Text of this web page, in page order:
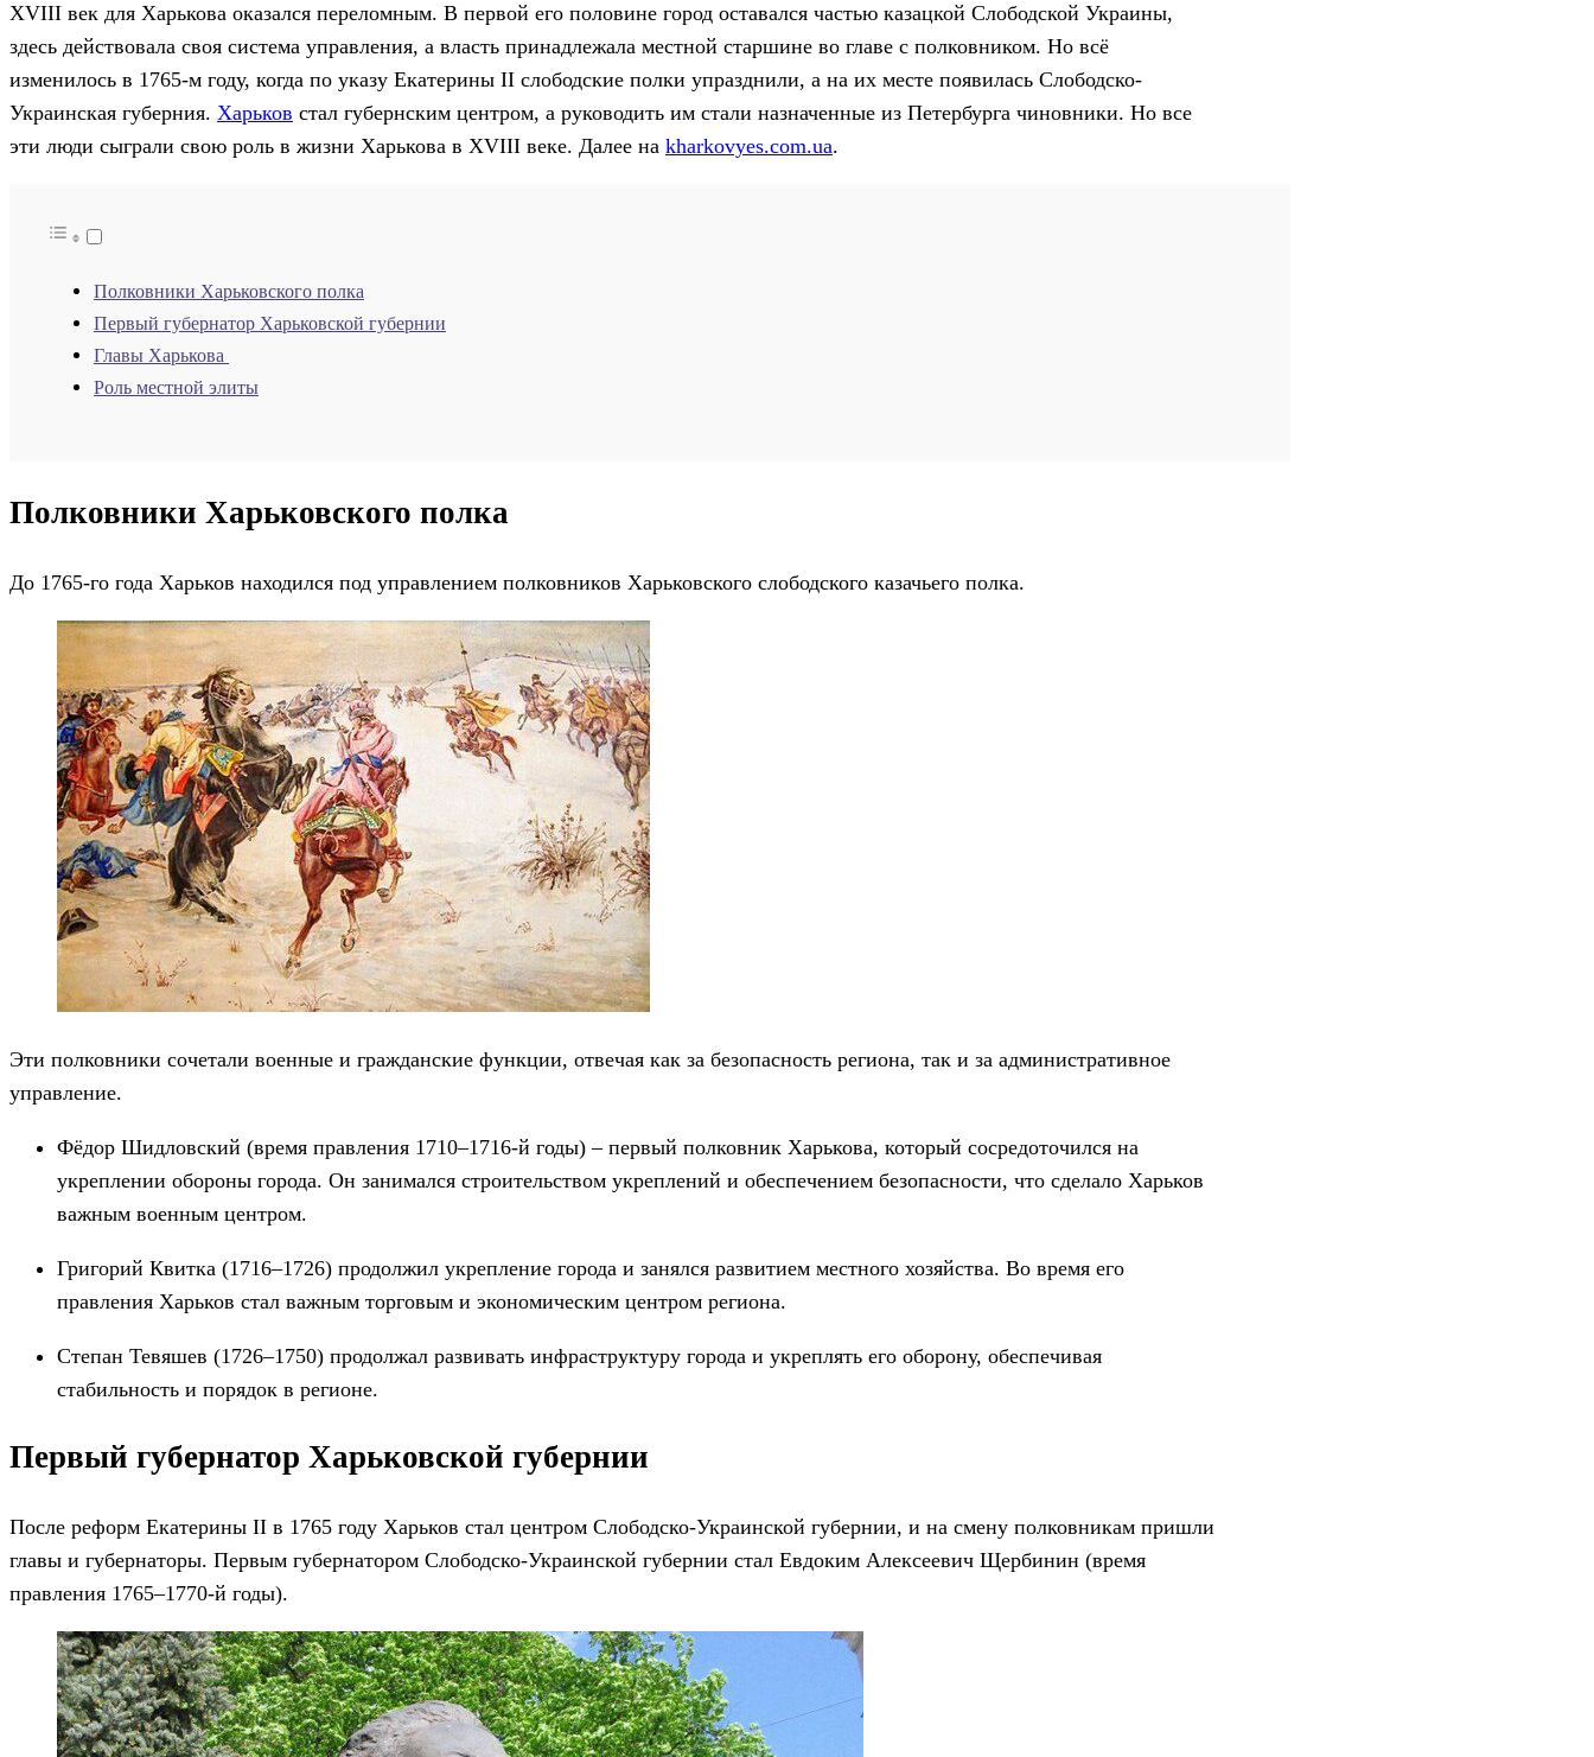
XVIII век для Харькова оказался переломным. В первой его половине город оставался частью казацкой Слободской Украины,
здесь действовала своя система управления, а власть принадлежала местной старшине во главе с полковником. Но всё
изменилось в 1765-м году, когда по указу Екатерины II слободские полки упразднили, а на их месте появилась Слободско-
Украинская губерния. Харьков стал губернским центром, а руководить им стали назначенные из Петербурга чиновники. Но все
эти люди сыграли свою роль в жизни Харькова в XVIII веке. Далее на kharkovyes.com.ua.
Полковники Харьковского полка
Первый губернатор Харьковской губернии
Главы Харькова
Роль местной элиты
Полковники Харьковского полка
До 1765-го года Харьков находился под управлением полковников Харьковского слободского казачьего полка.
Эти полковники сочетали военные и гражданские функции, отвечая как за безопасность региона, так и за административное
управление.
Фёдор Шидловский (время правления 1710–1716-й годы) – первый полковник Харькова, который сосредоточился на
укреплении обороны города. Он занимался строительством укреплений и обеспечением безопасности, что сделало Харьков
важным военным центром.
Григорий Квитка (1716–1726) продолжил укрепление города и занялся развитием местного хозяйства. Во время его
правления Харьков стал важным торговым и экономическим центром региона.
Степан Тевяшев (1726–1750) продолжал развивать инфраструктуру города и укреплять его оборону, обеспечивая
стабильность и порядок в регионе.
Первый губернатор Харьковской губернии
После реформ Екатерины II в 1765 году Харьков стал центром Слободско-Украинской губернии, и на смену полковникам пришли
главы и губернаторы. Первым губернатором Слободско-Украинской губернии стал Евдоким Алексеевич Щербинин (время
правления 1765–1770-й годы).